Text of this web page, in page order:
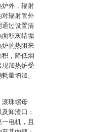
炉外，辐射
对辐射管外
通过设置清
面积灰结垢
炉的热阻来
，降低烟
加热炉受
量增加、
滚珠螺母
卸渣口；
电机，且